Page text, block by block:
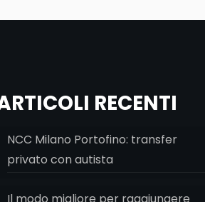
RECENTI
NCC Milano Portofino: transfer
privato con autista